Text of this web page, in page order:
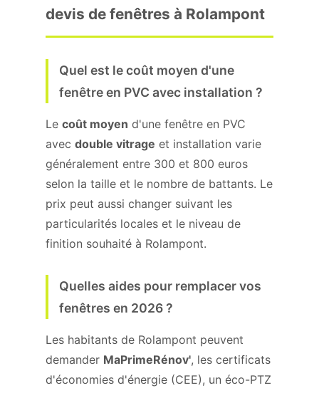
devis de fenêtres à Rolampont
Quel est le coût moyen d'une
fenêtre en PVC avec installation ?
Le coût moyen d'une fenêtre en PVC
avec double vitrage et installation varie
généralement entre 300 et 800 euros
selon la taille et le nombre de battants. Le
prix peut aussi changer suivant les
particularités locales et le niveau de
finition souhaité à Rolampont.
Quelles aides pour remplacer vos
fenêtres en 2026 ?
Les habitants de Rolampont peuvent
demander MaPrimeRénov', les certificats
d'économies d'énergie (CEE), un éco-PTZ